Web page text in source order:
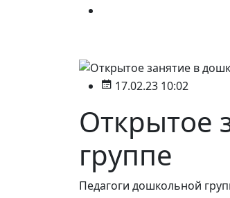
17.02.23 10:02
Открытое
группе
Педагоги дошкольной